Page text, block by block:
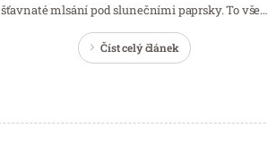
šťavnaté mlsání pod slunečními paprsky. To vše…
Číst celý článek